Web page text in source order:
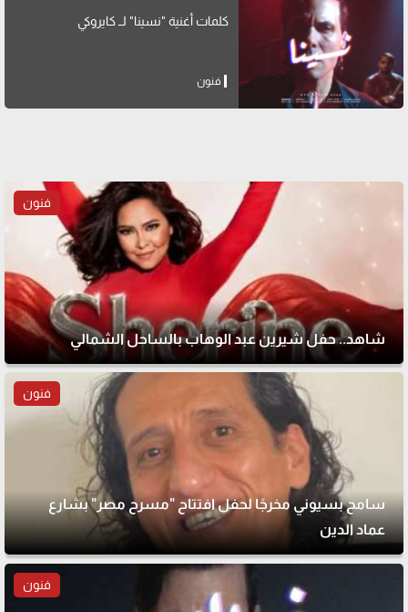
كلمات أغنية "نسينا" لــ كايروكي
فنون
فنون
شاهد.. حفل شيرين عبد الوهاب بالساحل الشمالي
فنون
سامح بسيوني مخرجًا لحفل افتتاح "مسرح مصر" بشارع
عماد الدين
فنون